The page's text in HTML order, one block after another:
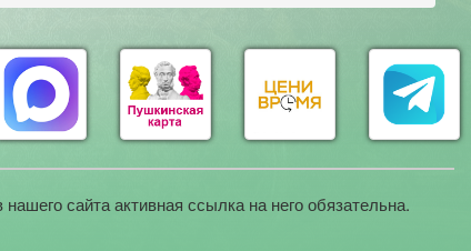
сайта активная ссылка на него обязательна.